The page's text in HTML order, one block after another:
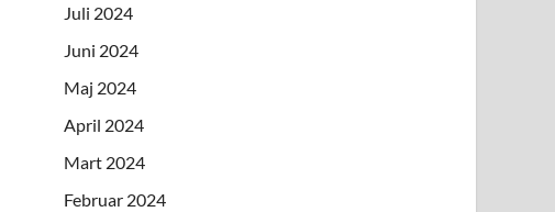
Juli 2024
Juni 2024
Maj 2024
April 2024
Mart 2024
Februar 2024